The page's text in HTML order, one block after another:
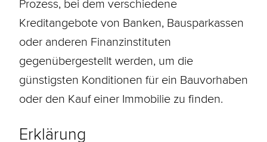
Kreditangebote von Banken, Bausparkassen
oder anderen Finanzinstituten
gegenübergestellt werden, um die
günstigsten Konditionen für ein Bauvorhaben
oder den Kauf einer Immobilie zu finden.
Erklärung